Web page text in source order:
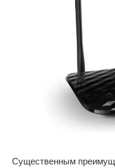
Существенным